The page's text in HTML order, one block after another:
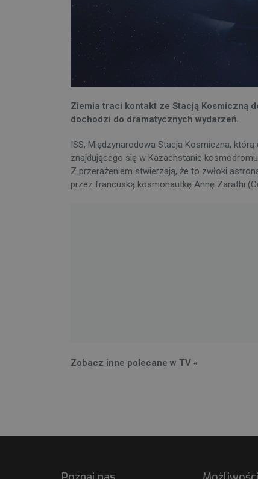
Ziemia traci kontakt ze Stacją Kosmiczną
dochodzi do dramatycznych wydarzeń.
ISS, Międzynarodowa Stacja Kosmiczna,
znajdującego się w Kazachstanie
Z przerażeniem stwierzają, że to zwłoki
przez francuską kosmonautkę Annę Zarathi
Zobacz inne polecane w TV «